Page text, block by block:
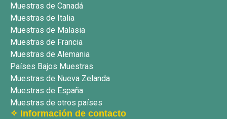
Muestras de Canadá
Muestras de Italia
Muestras de Malasia
Muestras de Francia
Muestras de Alemania
Países Bajos Muestras
Muestras de Nueva Zelanda
Muestras de España
Muestras de otros países
✧ Información de contacto